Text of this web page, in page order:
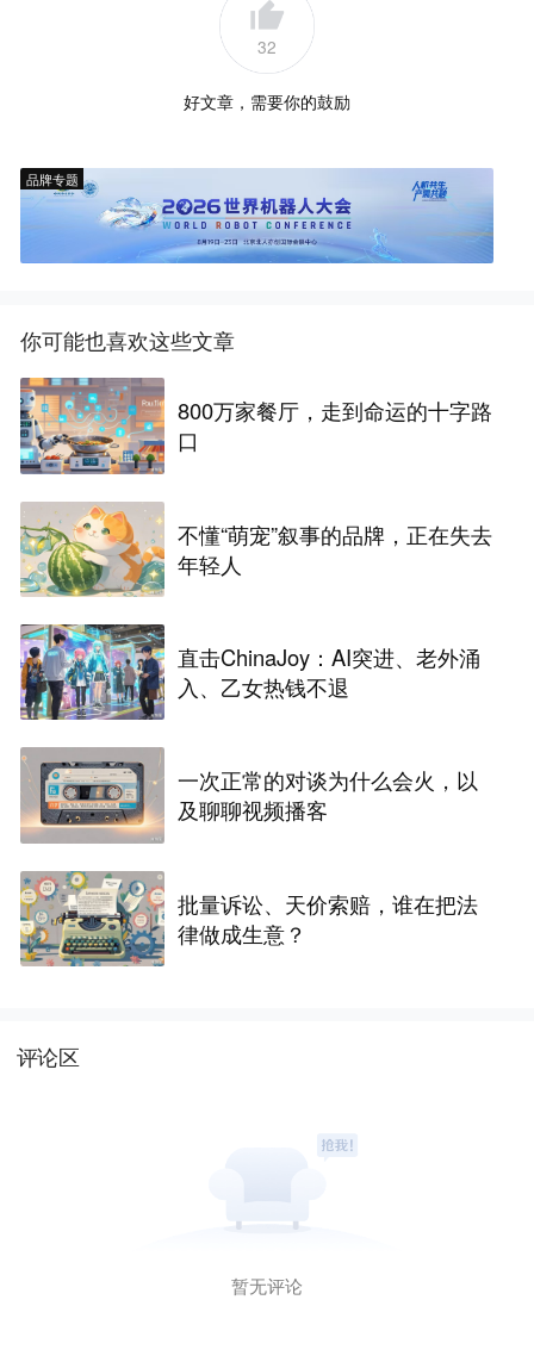
32
好文章，需要你的鼓励
品牌专题
你可能也喜欢这些文章
800万家餐厅，走到命运的十字路
口
不懂“萌宠”叙事的品牌，正在失去
年轻人
直击ChinaJoy：AI突进、老外涌
入、乙女热钱不退
一次正常的对谈为什么会火，以
及聊聊视频播客
批量诉讼、天价索赔，谁在把法
律做成生意？
评论区
暂无评论